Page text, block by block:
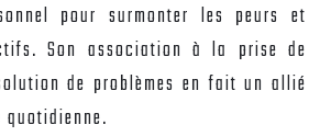
pour surmonter les peurs et
Son association à la prise de
de problèmes en fait un allié